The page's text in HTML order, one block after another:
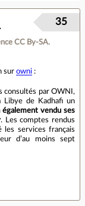
CC By‑SA.
35
sur owni :
consultés par OWNI,
Libye de Kadhafi un
également vendu ses
. Les comptes rendus
les services français
d’au moins sept